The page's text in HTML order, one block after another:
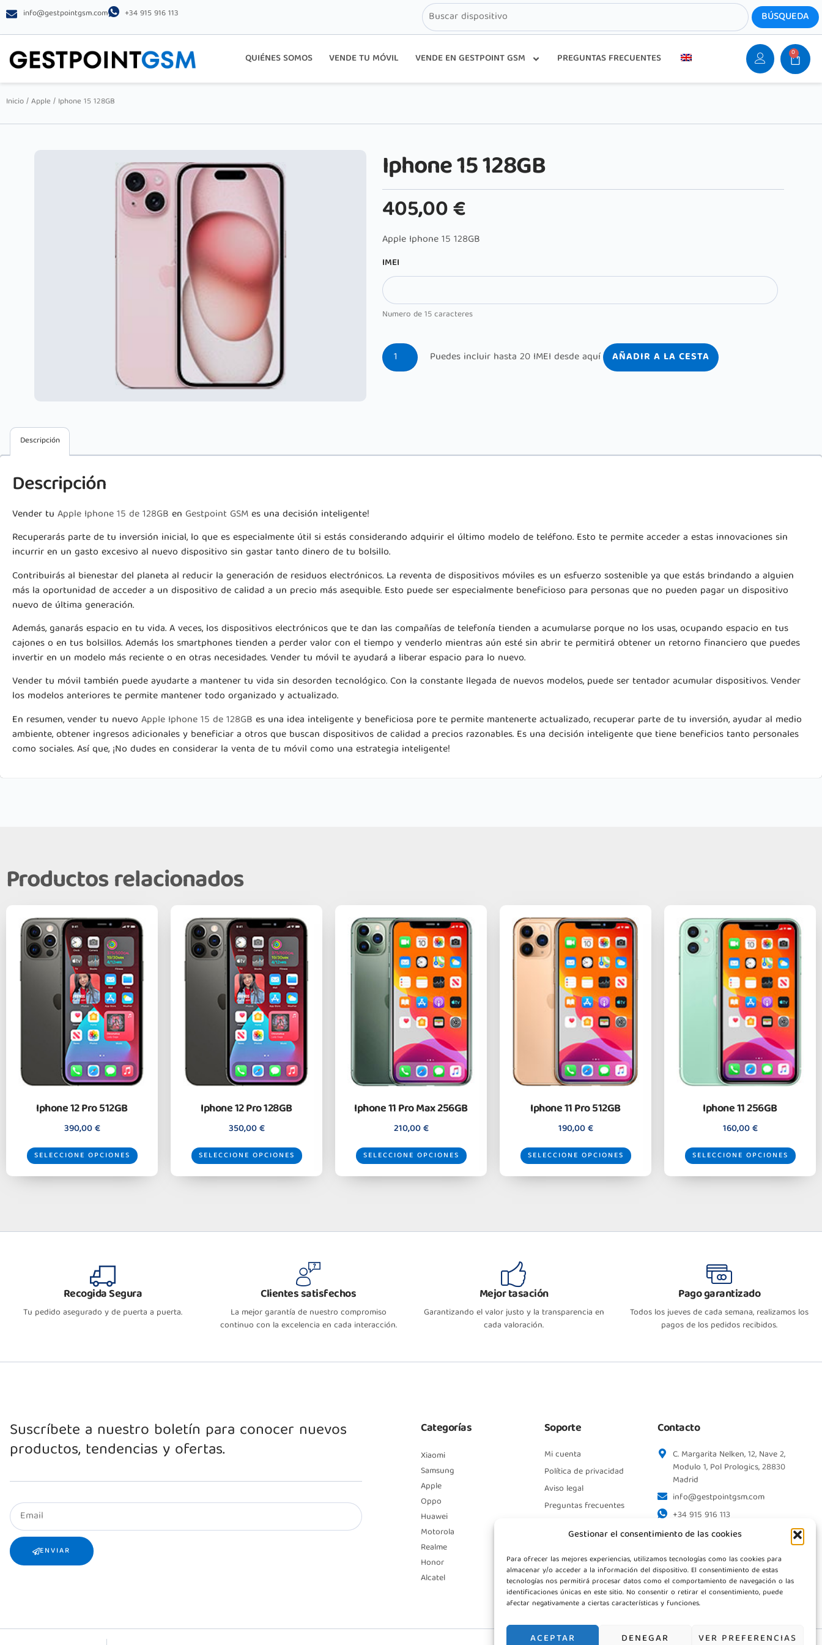
Gestionar el consentimiento de las cookies
Para ofrecer las mejores experiencias, utilizamos tecnologías como las cookies para
almacenar y/o acceder a la información del dispositivo. El consentimiento de estas
tecnologías nos permitirá procesar datos como el comportamiento de navegación o las
identificaciones únicas en este sitio. No consentir o retirar el consentimiento, puede
afectar negativamente a ciertas características y funciones.
ACEPTAR DENEGAR VER PREFERENCIAS
info@gestpointgsm.com +34 915 916 113
QUIÉNES SOMOS VENDE TU MÓVIL VENDE EN GESTPOINT GSM PREGUNTAS FRECUENTES 0
Inicio/Apple / Iphone 15 128GB
Iphone 15 128GB
405,00€
Apple Iphone 15 128GB
IMEI
Numero de 15 caracteres
AÑADIR A LA CESTA
Descripción
Descripción
Vender tu Apple Iphone 15 de 128GB en Gestpoint GSMes una decisión inteligente!
Recuperarás parte de tu inversión inicial, lo que es especialmente útil si estás considerando adquirir el último modelo de teléfono. Esto te permite acceder a estas innovaciones sin
incurrir en un gasto excesivo al nuevo dispositivo sin gastar tanto dinero de tu bolsillo.
Contribuirás al bienestar del planeta al reducir la generación de residuos electrónicos. La reventa de dispositivos móviles es un esfuerzo sostenible ya que estás brindando a alguien
más la oportunidad de acceder a un dispositivo de calidad a un precio más asequible. Esto puede ser especialmente beneficioso para personas que no pueden pagar un dispositivo
nuevo de última generación.
Además, ganarás espacio en tu vida. A veces, los dispositivos electrónicos que te dan las compañías de telefonía tienden a acumularse porque no los usas, ocupando espacio en tus
cajones o en tus bolsillos. Además los smartphones tienden a perder valor con el tiempo y venderlo mientras aún esté sin abrir te permitirá obtener un retorno financiero que puedes
invertir en un modelo más reciente o en otras necesidades. Vender tu móvil te ayudará a liberar espacio para lo nuevo.
Vender tu móvil también puede ayudarte a mantener tu vida sin desorden tecnológico. Con la constante llegada de nuevos modelos, puede ser tentador acumular dispositivos. Vender
los modelos anteriores te permite mantener todo organizado y actualizado.
En resumen, vender tu nuevo Apple Iphone 15 de 128GB es una idea inteligente y beneficiosa pore te permite mantenerte actualizado, recuperar parte de tu inversión, ayudar al medio
ambiente, obtener ingresos adicionales y beneficiar a otros que buscan dispositivos de calidad a precios razonables. Es una decisión inteligente que tiene beneficios tanto personales
como sociales. Así que, ¡No dudes en considerar la venta de tu móvil como una estrategia inteligente!
Productos relacionados
Iphone 12 Pro 512GB
390,00€
SELECCIONE OPCIONES
Iphone 12 Pro 128GB
350,00€
SELECCIONE OPCIONES
Iphone 11 Pro Max 256GB
210,00€
SELECCIONE OPCIONES
Iphone 11 Pro 512GB
190,00€
SELECCIONE OPCIONES
Iphone 11 256GB
160,00€
SELECCIONE OPCIONES
Recogida Segura
Tu pedido asegurado y de puerta a puerta.
Clientes satisfechos
La mejor garantía de nuestro compromiso
continuo con la excelencia en cada interacción.
Mejor tasación
Garantizando el valor justo y la transparencia en
cada valoración.
Pago garantizado
Todos los jueves de cada semana, realizamos los
pagos de los pedidos recibidos.
Suscríbete a nuestro boletín para conocer nuevos
productos, tendencias y ofertas.
ENVIAR
Categorías
Xiaomi
Samsung
Apple
Oppo
Huawei
Motorola
Realme
Honor
Alcatel
Soporte
Mi cuenta
Política de privacidad
Aviso legal
Preguntas frecuentes
Contacto
C. Margarita Nelken, 12, Nave 2,
Modulo 1, Pol Prologics, 28830
Madrid
info@gestpointgsm.com
+34 915 916 113
+34 744 667 846